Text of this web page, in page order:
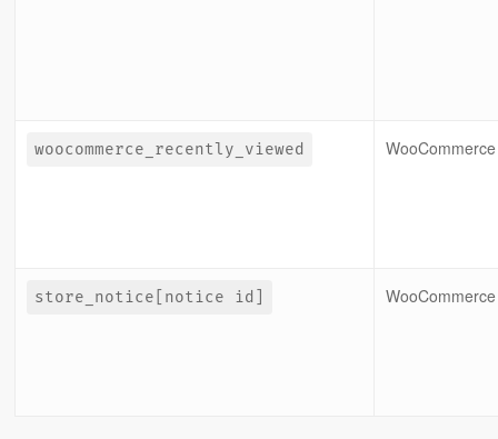
woocommerce_recently_viewed WooCommerce
store_notice[notice id] WooCommerce